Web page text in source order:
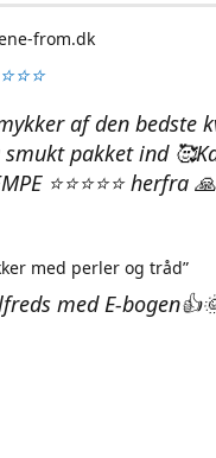
af den bedste
pakket ind
⭐⭐⭐⭐⭐ herfra 🙏
from.dk
med E-
med perler og tråd”